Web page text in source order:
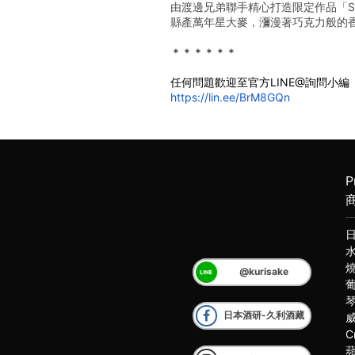
由渡邊兄弟聯手精心打造限定作品
縣產萬年星大麥，瀰漫著巧克力般的
＊＊＊＊＊＊
任何問題歡迎至官方LINE@詢問小編
https://lin.ee/BrM8GQn
@kurisake
日本酒研-久利酒藏